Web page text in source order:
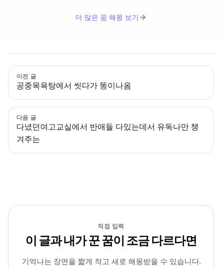
더 많은 꿈 해몽 보기
이전 글
공중목욕탕에서 씻다가 똥이나옴
다음 글
다녔던여고교실에서 반애들 다있는데서 유독나만 챙
겨주는
직접 입력
이 글과 내가 꾼 꿈이 조금 다르다면
기억나는 장면을 짧게 적고 새로 해몽받을 수 있습니다.